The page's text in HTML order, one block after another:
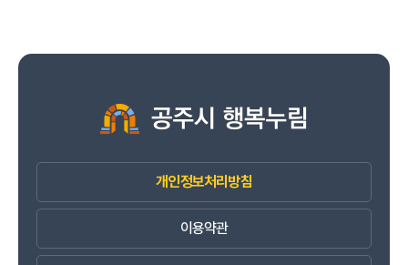
개인정보처리방침
이용약관